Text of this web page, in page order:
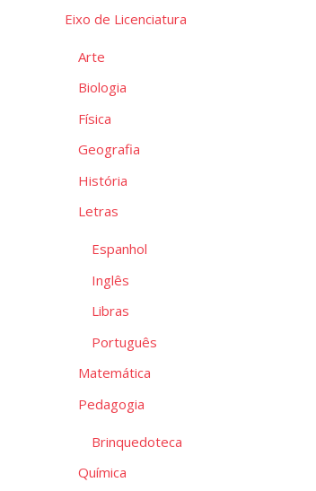
Eixo de Licenciatura
Arte
Biologia
Física
Geografia
História
Letras
Espanhol
Inglês
Libras
Português
Matemática
Pedagogia
Brinquedoteca
Química